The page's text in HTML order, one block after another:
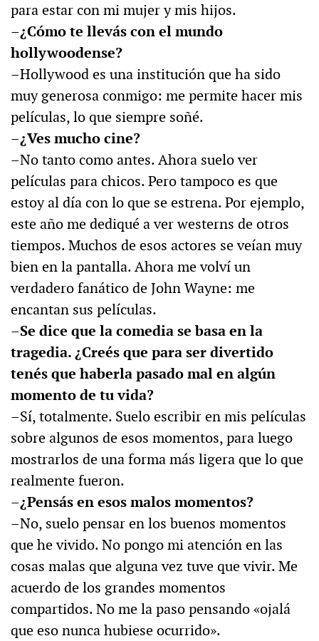
para estar con mi mujer y mis hijos.
–¿Cómo te llevás con el mundo
hollywoodense?
–Hollywood es una institución que ha sido
muy generosa conmigo: me permite hacer mis
películas, lo que siempre soñé.
–¿Ves mucho cine?
–No tanto como antes. Ahora suelo ver
películas para chicos. Pero tampoco es que
estoy al día con lo que se estrena. Por ejemplo,
este año me dediqué a ver westerns de otros
tiempos. Muchos de esos actores se veían muy
bien en la pantalla. Ahora me volví un
verdadero fanático de John Wayne: me
encantan sus películas.
–Se dice que la comedia se basa en la
tragedia. ¿Creés que para ser divertido
tenés que haberla pasado mal en algún
momento de tu vida?
–Sí, totalmente. Suelo escribir en mis películas
sobre algunos de esos momentos, para luego
mostrarlos de una forma más ligera que lo que
realmente fueron.
–¿Pensás en esos malos momentos?
–No, suelo pensar en los buenos momentos
que he vivido. No pongo mi atención en las
cosas malas que alguna vez tuve que vivir. Me
acuerdo de los grandes momentos
compartidos. No me la paso pensando «ojalá
que eso nunca hubiese ocurrido».